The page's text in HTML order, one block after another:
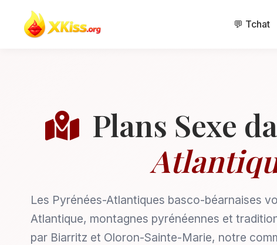
💬 Tchat
Plans Sexe
Les Pyrénées-Atlantiques basco-béarnaises
Atlantique, montagnes pyrénéennes et
par Biarritz et Oloron-Sainte-Marie, notre